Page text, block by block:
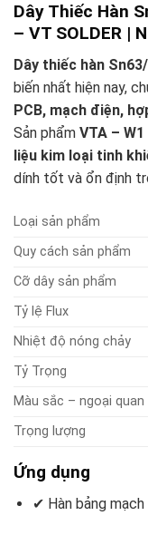
Dây Thiếc Hàn
– VT SOLDER |
Dây thiếc hàn
biến nhất hiện nay,
PCB, mạch điện,
Sản phẩm VTA –
liệu kim loại tinh
dính tốt và ổn định
Loại sản phẩm
Quy cách sản phẩm
Cỡ dây sản phẩm
Tỷ lệ Flux
Nhiệt độ nóng chảy
Tỷ Trọng
Màu sắc – ngoại quan
Trọng lượng
Ứng dụng
✔ Hàn bảng